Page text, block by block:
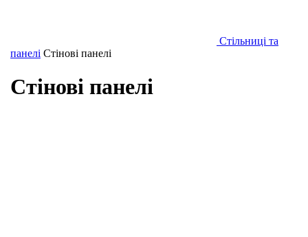
Стільниці та
панелі Стінові панелі
Стінові панелі